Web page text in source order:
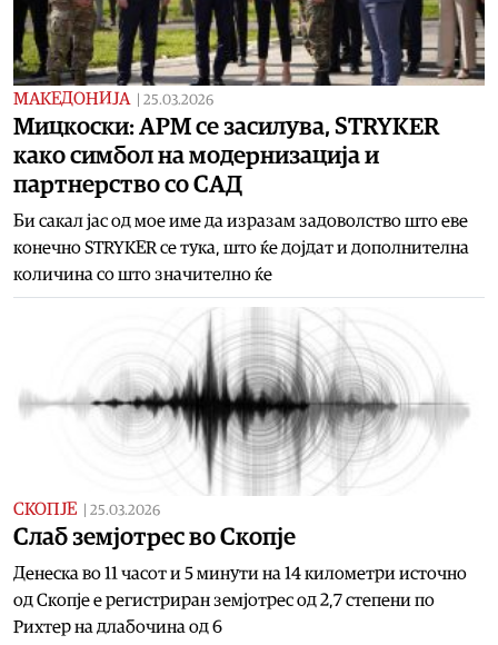
МАКЕДОНИЈА 25.03.2026
Мицкоски: АРМ се засилува, STRYKER
како симбол на модернизација и
партнерство со САД
Би сакал јас од мое име да изразам задоволство што еве
конечно STRYKER се тука, што ќе дојдат и дополнителна
количина со што значително ќе
СКОПЈЕ 25.03.2026
Слаб земјотрес во Скопје
Денеска во 11 часот и 5 минути на 14 километри источно
од Скопје е регистриран земјотрес од 2,7 степени по
Рихтер на длабочина од 6